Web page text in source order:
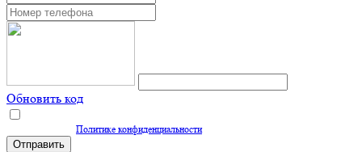
Обновить код
Политике конфиденциальности